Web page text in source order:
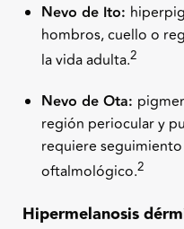
Nevo de Ito:
hombros, cuello o
la vida adulta.2
Nevo de Ota:
región periocular y
requiere
oftalmológico.2
Hipermelanosis